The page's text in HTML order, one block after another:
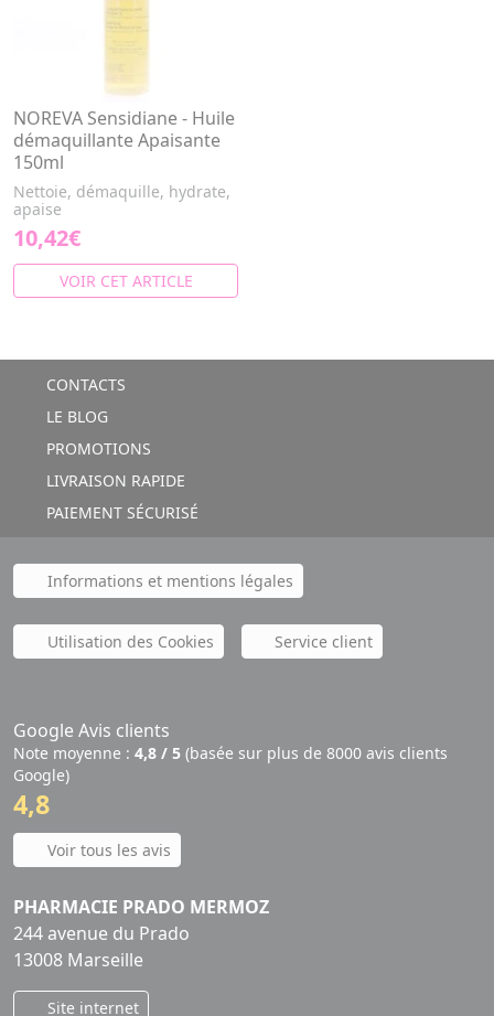
NOREVA Sensidiane - Huile
démaquillante Apaisante
150ml
Nettoie, démaquille, hydrate,
apaise
10,42€
VOIR CET ARTICLE
CONTACTS
LE BLOG
PROMOTIONS
LIVRAISON RAPIDE
PAIEMENT SÉCURISÉ
Informations et mentions légales
Utilisation des Cookies Service client
Google Avis clients
Note moyenne : 4,8 / 5 (basée sur plus de 8000 avis clients
Google)
4,8
Voir tous les avis
PHARMACIE PRADO MERMOZ
244 avenue du Prado
13008 Marseille
Site internet